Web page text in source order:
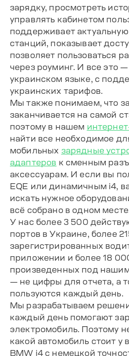
зарядку, просмотреть
управлять кабинетом
поддерживает
станций, показывает
позволяет пользоваться
через роуминг. И все это
украинском языке, с
украинских тарифов.
Мы также понимаем, что
заканчивается на самой
поэтому в нашем
найти все необходимое
мобильных зарядные
адаптеров к сменным
аксессуарам. И если вы
EQE или динамичным i4,
искать нужное
всё собрано в одном месте.
У нас более 3 500
портов в Украине, более
зарегистрированных
приложении и более 18
произведенных под
— не цифры для отчета, а
пользуются каждый день.
Мы разрабатываем
каждый день помогают
электромобиль. Поэтому
какой автомобиль стоит у
BMW i4 с немецкой